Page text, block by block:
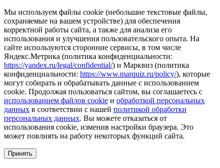
Мы используем файлы cookie (небольшие текстовые файлы,
сохраняемые на вашем устройстве) для обеспечения
корректной работы сайта, а также для анализа его
использования и улучшения пользовательского опыта. На
сайте используются сторонние сервисы, в том числе
Яндекс.Метрика (политика конфиденциальности:
https://yandex.ru/legal/confidential/) и Марквиз (политика
конфиденциальности: https://www.marquiz.ru/policy/), которые
могут собирать и обрабатывать данные с использованием
cookie. Продолжая пользоваться сайтом, вы соглашаетесь с
использованием файлов cookie и обработкой персональных
данных в соответствии с нашей политикой обработки
персональных данных. Вы можете отказаться от
использования cookie, изменив настройки браузера. Это
может повлиять на работу некоторых функций сайта.
Принять